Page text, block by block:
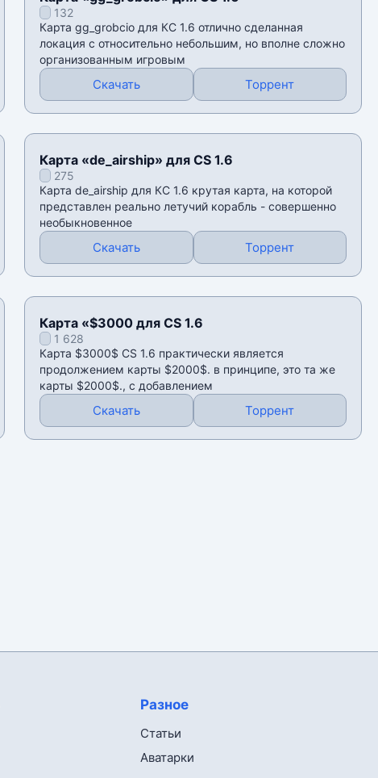
132
Карта gg_grobcio для КС 1.6 отлично сделанная
локация с относительно небольшим, но вполне сложно
организованным игровым
Скачать Торрент
Карта «de_airship» для CS 1.6
275
Карта de_airship для КС 1.6 крутая карта, на которой
представлен реально летучий корабль - совершенно
необыкновенное
Скачать Торрент
Карта «$3000 для CS 1.6
1 628
Карта $3000$ CS 1.6 практически является
продолжением карты $2000$. в принципе, это та же
карты $2000$., с добавлением
Скачать Торрент
Разное
Статьи
Аватарки